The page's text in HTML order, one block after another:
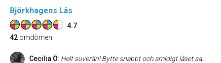
Björkhagens Lås
4.7
42 omdömen
Cecilia Ö: Helt suverän! Bytte snabbt och smidigt låset samt kom med bra tips. Rekommenderas varmt!